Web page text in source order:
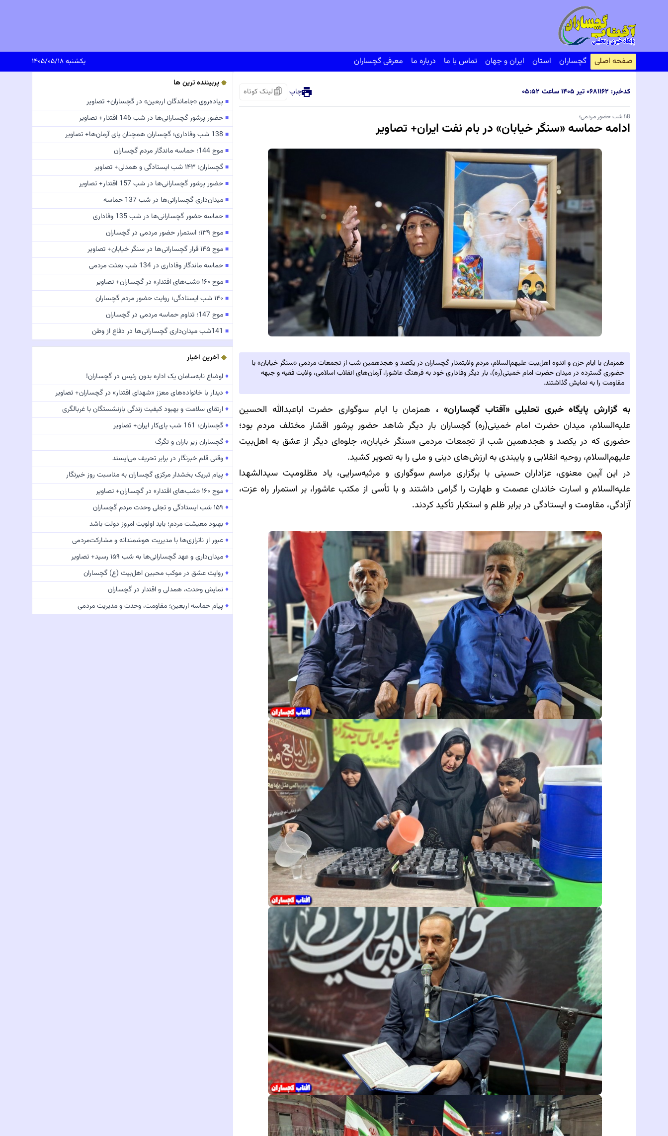
صفحه اصلی گچساران استان ایران و جهان تماس با ما درباره ما معرفی گچساران یکشنبه ۱۴۰۵/۰۵/۱۸
کدخبر: ۸۱۱۶۲ ۰۶ تیر ۱۴۰۵ ساعت ۰۵:۵۲ چاپ لینک کوتاه
۱۱8 شب حضور مردمی؛
ادامه حماسه «سنگر خیابان» در بام نفت ایران+ تصاویر
همزمان با ایام حزن و اندوه اهل‌بیت علیهم‌السلام، مردم ولایتمدار گچساران در یکصد و هجدهمین شب از تجمعات مردمی «سنگر خیابان» با
حضوری گسترده در میدان حضرت امام خمینی(ره)، بار دیگر وفاداری خود به فرهنگ عاشورا، آرمان‌های انقلاب اسلامی، ولایت فقیه و جبهه
مقاومت را به نمایش گذاشتند.
به گزارش پایگاه خبری تحلیلی‌«آفتاب گچساران» ، همزمان با ایام سوگواری حضرت اباعبدالله الحسین
علیه‌السلام، میدان حضرت امام خمینی(ره) گچساران بار دیگر شاهد حضور پرشور اقشار مختلف مردم بود؛
حضوری که در یکصد و هجدهمین شب از تجمعات مردمی «سنگر خیابان»، جلوه‌ای دیگر از عشق به اهل‌بیت
علیهم‌السلام، روحیه انقلابی و پایبندی به ارزش‌های دینی و ملی را به تصویر کشید.
در این آیین معنوی، عزاداران حسینی با برگزاری مراسم سوگواری و مرثیه‌سرایی، یاد مظلومیت سیدالشهدا
علیه‌السلام و اسارت خاندان عصمت و طهارت را گرامی داشتند و با تأسی از مکتب عاشورا، بر استمرار راه عزت،
آزادگی، مقاومت و ایستادگی در برابر ظلم و استکبار تأکید کردند.
پربیننده ترین ها
■ پیاده‌روی «جاماندگان اربعین» در گچساران+ تصاویر
■ حضور پرشور گچسارانی‌ها در شب 146 اقتدار+ تصاویر
■ 138 شب وفاداری؛ گچساران همچنان پای آرمان‌ها+ تصاویر
■ موج 144؛ حماسه ماندگار مردم گچساران
■ گچساران؛ ۱۴۳ شب ایستادگی و همدلی+ تصاویر
■ حضور پرشور گچسارانی‌ها در شب 157 اقتدار+ تصاویر
■ میدان‌داری گچسارانی‌ها در شب 137 حماسه
■ حماسه حضور گچسارانی‌ها در شب 135 وفاداری
■ موج ۱۳۹؛ استمرار حضور مردمی در گچساران
■ موج ۱۴۵ قرار گچسارانی‌ها در سنگر خیابان+ تصاویر
■ حماسه ماندگار وفاداری در 134 شب بعثت مردمی
■ موج ۱۶۰ «شب‌های اقتدار» در گچساران+ تصاویر
■ ۱۴۰ شب ایستادگی؛ روایت حضور مردم گچساران
■ موج 147؛ تداوم حماسه مردمی در گچساران
■ 141شب میدان‌داری گچسارانی‌ها در دفاع از وطن
آخرین اخبار
♦اوضاع نابه‌سامان یک اداره بدون رئیس در گچساران!
♦ دیدار با خانواده‌های معزز «شهدای اقتدار» در گچساران+ تصاویر
♦ارتقای سلامت و بهبود کیفیت زندگی بازنشستگان با غربالگری
♦گچساران؛ 161 شب پای‌کار ایران+ تصاویر
♦گچساران زیر باران و تگرگ
♦وقتی قلم خبرنگار در برابر تحریف می‌ایستد
♦ پیام تبریک بخشدار مرکزی گچساران به مناسبت روز خبرنگار
♦موج ۱۶۰ «شب‌های اقتدار» در گچساران+ تصاویر
♦ ۱۵۹ شب ایستادگی و تجلی وحدت مردم گچساران
♦بهبود معیشت مردم؛ باید اولویت امروز دولت باشد
♦عبور از ناترازی‌ها با مدیریت هوشمندانه و مشارکت‌مردمی
♦میدان‌داری و عهد گچسارانی‌ها به شب ۱۵۹ رسید+ تصاویر
♦ روایت عشق در موکب محبین اهل‌بیت (ع) گچساران
♦نمایش وحدت، همدلی و اقتدار در گچساران
♦ پیام حماسه اربعین؛ مقاومت، وحدت و مدیریت مردمی